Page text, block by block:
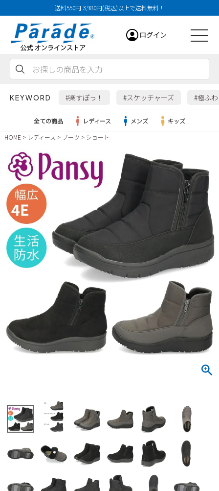
送料550円 3,980円(税込)以上で送料無料！
ログイン
KEYWORD #楽すぽっ！ #スケッチャーズ #極ふ
レディース
すべての商品
サンダル
レインシューズ
スニーカー
ローファー
カジュアルシューズ
ウェア
Parade
メンズ
すべての商品
サンダル
レインシューズ
スニーカー
ビジネス・ドレスシューズ
ローファー
ワークシューズ
ブーツ
ウェア
Parade
キッズ
すべての商品
レインシューズ
スニーカー
ブーツ
Parade
SKECHERS
new balance
NEW
すべての商品
レディース新入荷
メンズ新入荷
すべての商品
レディースSALE
キッズSALE
ボディバッグ
ビジネスバッグ
トートバッグ
雑貨
すべての商品
ケア用品
雑貨
店舗一覧
ご利用ガイド
会員サービス
全ての商品 レディース メンズ
キッズ
HOME
レディース ブーツ ショート